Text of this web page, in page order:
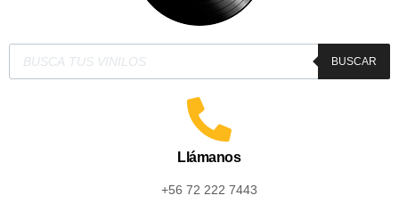
BUSCAR
Llámanos
+56 72 222 7443